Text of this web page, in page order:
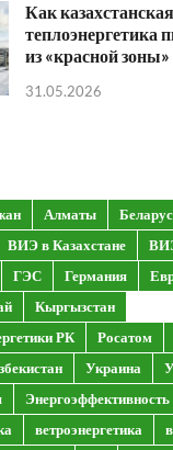
Как казахстанская
теплоэнергетика
из «красной зоны»
31.05.2026
Алматы
ВИЭ в Казахстане
ГЭС Германия
Кыргызстан
РК
Росатом
Украина
Энергоэффективность
ветроэнергетика